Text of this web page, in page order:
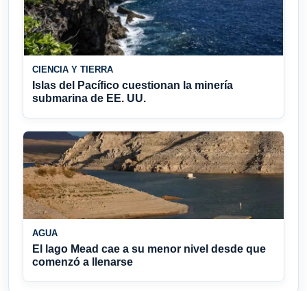
CIENCIA Y TIERRA
Islas del Pacífico cuestionan la minería
submarina de EE. UU.
AGUA
El lago Mead cae a su menor nivel desde que
comenzó a llenarse